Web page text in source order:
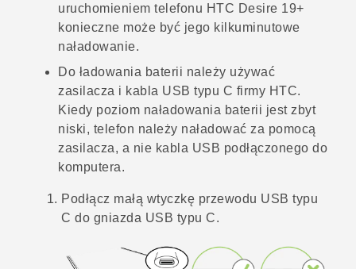
uruchomieniem telefonu HTC Desire 19+‍
konieczne może być jego kilkuminutowe
naładowanie.
Do ładowania baterii należy używać
zasilacza i kabla USB typu C firmy HTC.
Kiedy poziom naładowania baterii jest zbyt
niski, telefon należy naładować za pomocą
zasilacza, a nie kabla USB podłączonego do
komputera.
Podłącz małą wtyczkę przewodu USB typu
C do gniazda USB typu C.